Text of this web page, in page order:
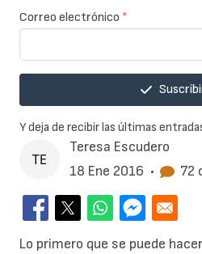
Teresa Escudero
18 Ene 2016 • 72
Lo primero que se puede
Correo electrónico *
Y deja de recibir las últimas